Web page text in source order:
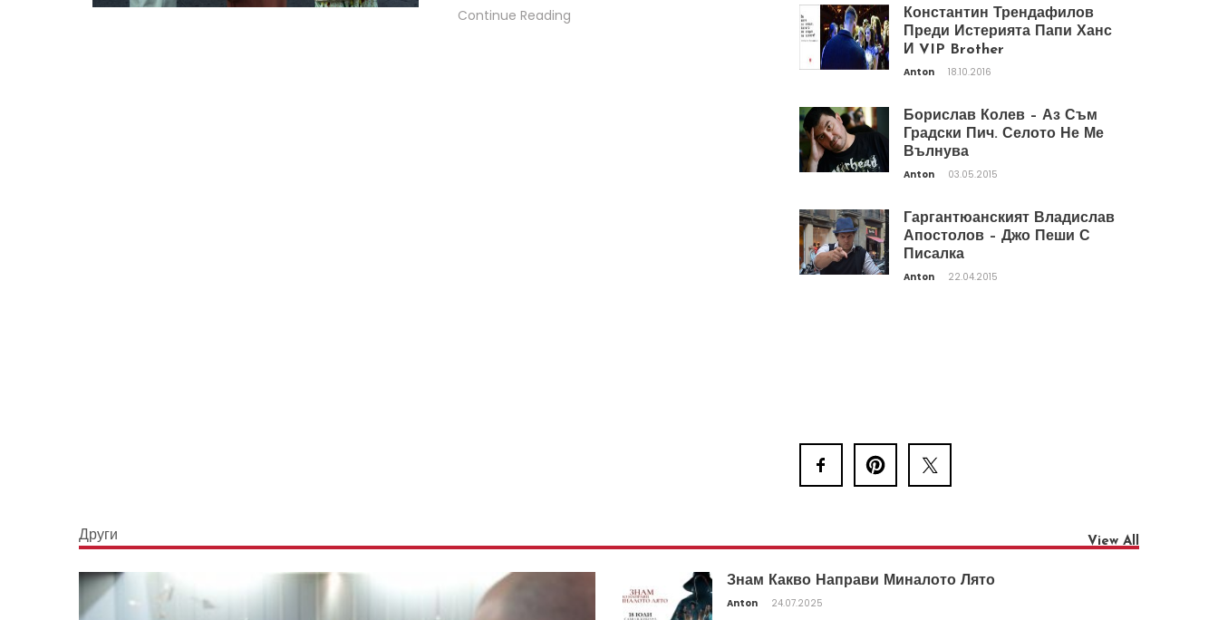
Continue Reading
Константин Трендафилов
Преди Истерията Папи Ханс
И VIP Brother
Anton 18.10.2016
Борислав Колев – Аз Съм
Градски Пич. Селото Не Ме
Вълнува
Anton 03.05.2015
Гаргантюанският Владислав
Апостолов – Джо Пеши С
Писалка
Anton 22.04.2015
Други View All
Знам Какво Направи Миналото Лято
Anton 24.07.2025